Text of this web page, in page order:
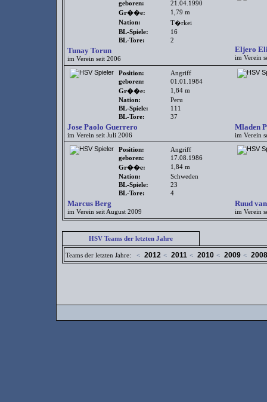
geboren:
21.04.1990
Gr��e:
1,79 m
Nation:
T�rkei
BL-Spiele:
16
BL-Tore:
2
Tunay Torun
im Verein seit 2006
Eljero
im Verein
Position:
Angriff
geboren:
01.01.1984
Gr��e:
1,84 m
Nation:
Peru
BL-Spiele:
111
BL-Tore:
37
Jose Paolo Guerrero
im Verein seit Juli 2006
Mladen
im Verein
Position:
Angriff
geboren:
17.08.1986
Gr��e:
1,84 m
Nation:
Schweden
BL-Spiele:
23
BL-Tore:
4
Marcus Berg
im Verein seit August 2009
Ruud
im Verein
HSV Teams der letzten Jahre
Teams der letzten Jahre: < 2012 < 2011 < 2010 < 2009 < 2008